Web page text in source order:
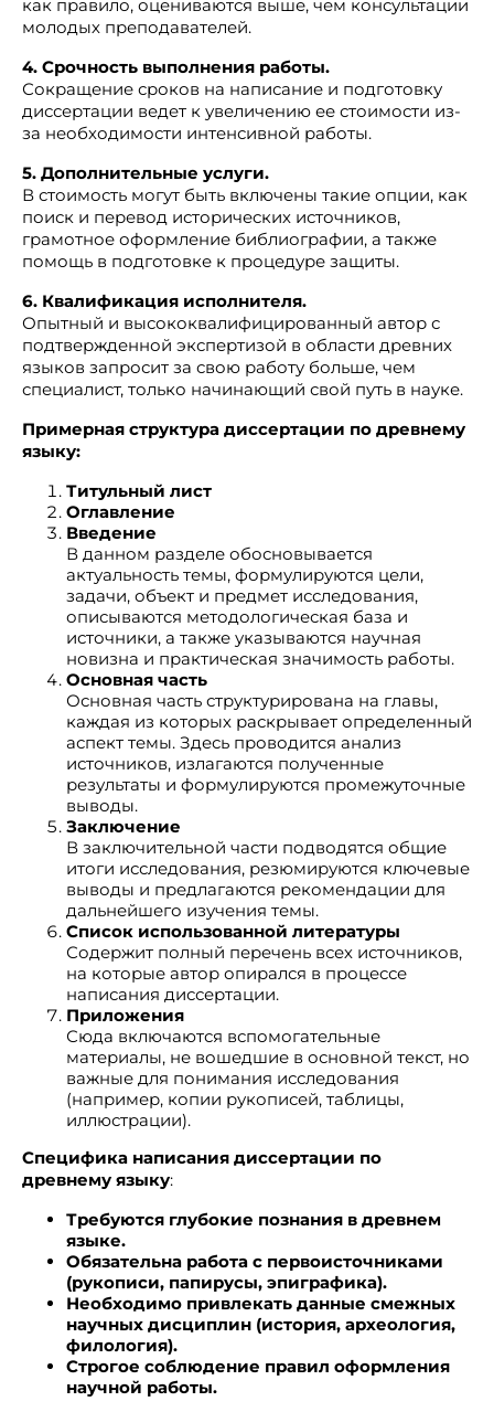
как правило, оцениваются выше, чем консультации
молодых преподавателей.
4. Срочность выполнения работы.
Сокращение сроков на написание и подготовку
диссертации ведет к увеличению ее стоимости из-
за необходимости интенсивной работы.
5. Дополнительные услуги.
В стоимость могут быть включены такие опции, как
поиск и перевод исторических источников,
грамотное оформление библиографии, а также
помощь в подготовке к процедуре защиты.
6. Квалификация исполнителя.
Опытный и высококвалифицированный автор с
подтвержденной экспертизой в области древних
языков запросит за свою работу больше, чем
специалист, только начинающий свой путь в науке.
Примерная структура диссертации по древнему
языку:
Титульный лист
Оглавление
Введение
В данном разделе обосновывается
актуальность темы, формулируются цели,
задачи, объект и предмет исследования,
описываются методологическая база и
источники, а также указываются научная
новизна и практическая значимость работы.
Основная часть
Основная часть структурирована на главы,
каждая из которых раскрывает определенный
аспект темы. Здесь проводится анализ
источников, излагаются полученные
результаты и формулируются промежуточные
выводы.
Заключение
В заключительной части подводятся общие
итоги исследования, резюмируются ключевые
выводы и предлагаются рекомендации для
дальнейшего изучения темы.
Список использованной литературы
Содержит полный перечень всех источников,
на которые автор опирался в процессе
написания диссертации.
Приложения
Сюда включаются вспомогательные
материалы, не вошедшие в основной текст, но
важные для понимания исследования
(например, копии рукописей, таблицы,
иллюстрации).
Специфика написания диссертации по
древнему языку:
Требуются глубокие познания в древнем
языке.
Обязательна работа с первоисточниками
(рукописи, папирусы, эпиграфика).
Необходимо привлекать данные смежных
научных дисциплин (история, археология,
филология).
Строгое соблюдение правил оформления
научной работы.